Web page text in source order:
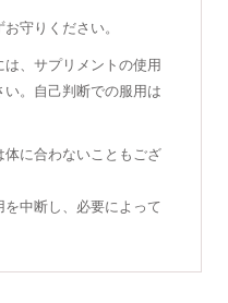
守りください。
は、サプリメントの使用
。自己判断での服用は
体に合わないこともござ
中断し、必要によって